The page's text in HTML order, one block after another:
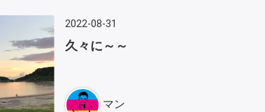
2022-08-31
久々に～～
マン